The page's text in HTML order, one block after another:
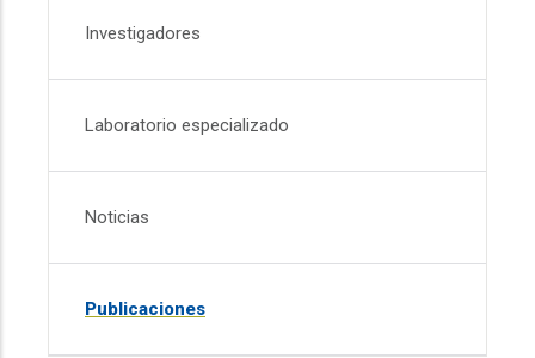
Investigadores
Laboratorio especializado
Noticias
Publicaciones